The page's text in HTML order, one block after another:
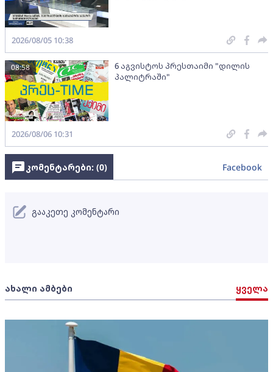
2026/08/05 10:38
6 აგვისტოს პრესთაიმი "დილის
პალიტრაში"
08:58
2026/08/06 10:31
ახალი ამბები ყველა
კომენტარები: (0) Facebook
გააკეთე კომენტარი